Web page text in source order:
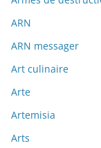
ARN
ARN messager
Art culinaire
Arte
Artemisia
Arts